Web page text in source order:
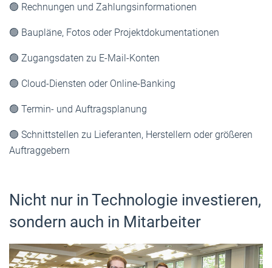
🟢 Rechnungen und Zahlungsinformationen
🟢 Baupläne, Fotos oder Projektdokumentationen
🟢 Zugangsdaten zu E-Mail-Konten
🟢 Cloud-Diensten oder Online-Banking
🟢 Termin- und Auftragsplanung
🟢 Schnittstellen zu Lieferanten, Herstellern oder größeren
Auftraggebern
Nicht nur in Technologie investieren,
sondern auch in Mitarbeiter